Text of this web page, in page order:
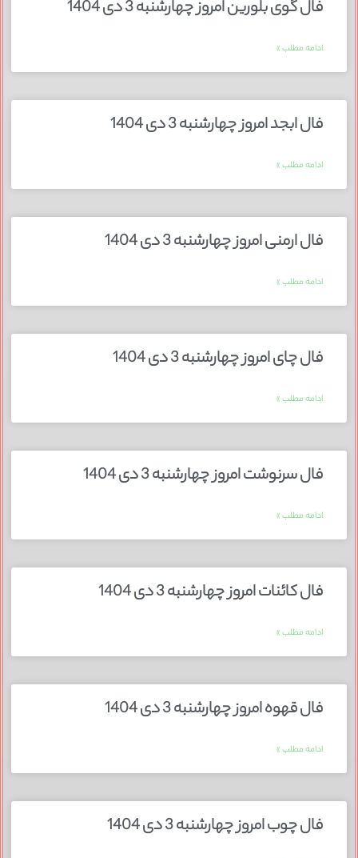
فال گوی بلورین امروز چهارشنبه 3 دی 1404
ادامه مطلب »
فال ابجد امروز چهارشنبه 3 دی 1404
ادامه مطلب »
فال ارمنی امروز چهارشنبه 3 دی 1404
ادامه مطلب »
فال چای امروز چهارشنبه 3 دی 1404
ادامه مطلب »
فال سرنوشت امروز چهارشنبه 3 دی 1404
ادامه مطلب »
فال کائنات امروز چهارشنبه 3 دی 1404
ادامه مطلب »
فال قهوه امروز چهارشنبه 3 دی 1404
ادامه مطلب »
فال چوب امروز چهارشنبه 3 دی 1404